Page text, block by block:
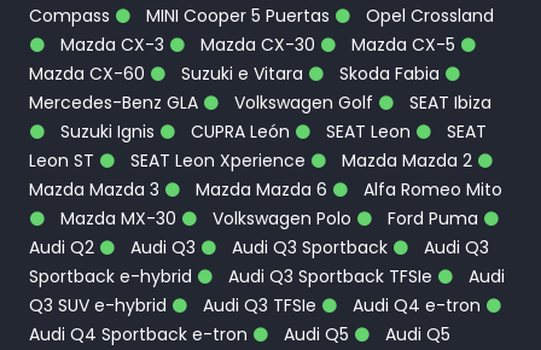
Compass
MINI Cooper 5 Puertas
Opel Crossland
Mazda CX-3
Mazda CX-30
Mazda CX-5
Mazda CX-60
Suzuki e Vitara
Skoda Fabia
Mercedes-Benz GLA
Volkswagen Golf
SEAT Ibiza
Suzuki Ignis
CUPRA León SEAT Leon
SEAT
Leon ST
SEAT Leon Xperience
Mazda Mazda 2
Mazda Mazda 3
Mazda Mazda 6
Alfa Romeo Mito
Mazda MX-30
Volkswagen Polo
Ford Puma
Audi Q2
Audi Q3 Audi Q3 Sportback
Audi Q3
Sportback e-hybrid
Audi Q3 Sportback TFSIe
Audi
Q3 SUV e-hybrid
Audi Q3 TFSIe
Audi Q4 e-tron
Audi Q4 Sportback e-tron
Audi Q5
Audi Q5